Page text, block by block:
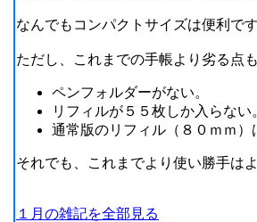
なんでもコンパクトサイズは便利です
ただし、これまでの手帳より劣る点
ペンフォルダーがない。
リフィルが５５枚しか入らない
通常版のリフィル（８０ｍｍ
それでも、これまでより使い勝手は
１月の雑記を全部見る